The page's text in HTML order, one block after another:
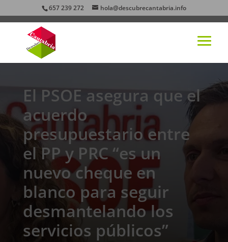
657 239 272 hola@descubrecantabria.info
El PSOE asegura que el
acuerdo
presupuestario entre
el PP y PRC “es un
nuevo cheque en
blanco para seguir
desmantelando los
servicios públicos”